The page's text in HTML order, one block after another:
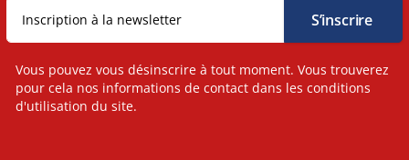
Vous pouvez vous désinscrire à tout moment. Vous trouverez
pour cela nos informations de contact dans les conditions
d'utilisation du site.